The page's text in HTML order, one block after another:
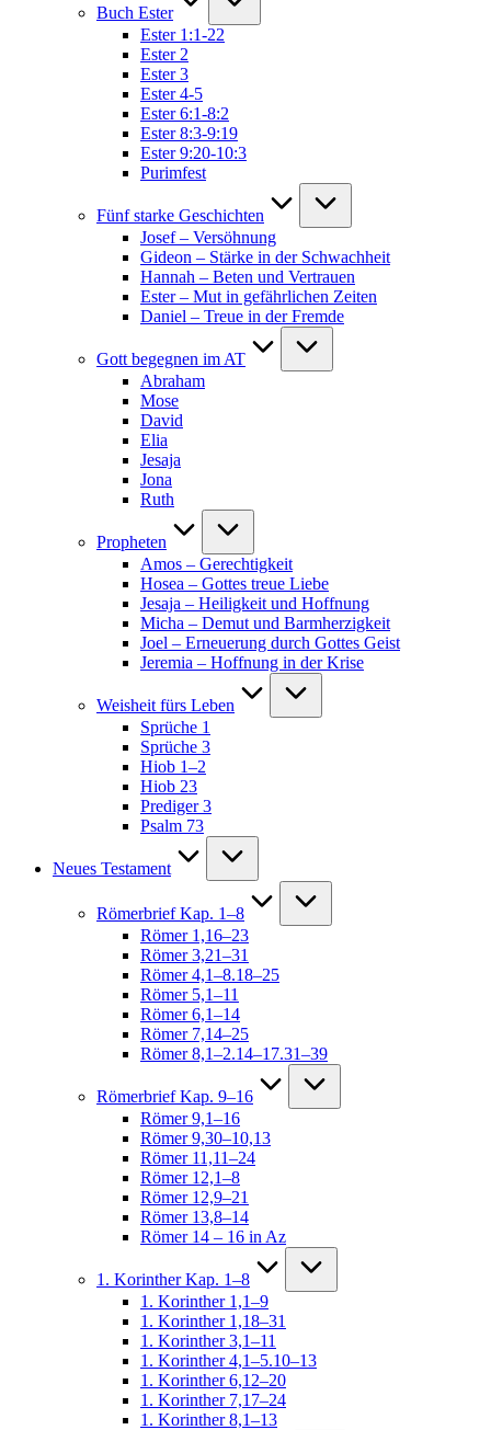
Buch Ester
Ester 1:1-22
Ester 2
Ester 3
Ester 4-5
Ester 6:1-8:2
Ester 8:3-9:19
Ester 9:20-10:3
Purimfest
Fünf starke Geschichten
Josef – Versöhnung
Gideon – Stärke in der Schwachheit
Hannah – Beten und Vertrauen
Ester – Mut in gefährlichen Zeiten
Daniel – Treue in der Fremde
Gott begegnen im AT
Abraham
Mose
David
Elia
Jesaja
Jona
Ruth
Propheten
Amos – Gerechtigkeit
Hosea – Gottes treue Liebe
Jesaja – Heiligkeit und Hoffnung
Micha – Demut und Barmherzigkeit
Joel – Erneuerung durch Gottes Geist
Jeremia – Hoffnung in der Krise
Weisheit fürs Leben
Sprüche 1
Sprüche 3
Hiob 1–2
Hiob 23
Prediger 3
Psalm 73
Neues Testament
Römerbrief Kap. 1–8
Römer 1,16–23
Römer 3,21–31
Römer 4,1–8.18–25
Römer 5,1–11
Römer 6,1–14
Römer 7,14–25
Römer 8,1–2.14–17.31–39
Römerbrief Kap. 9–16
Römer 9,1–16
Römer 9,30–10,13
Römer 11,11–24
Römer 12,1–8
Römer 12,9–21
Römer 13,8–14
Römer 14 – 16 in Az
1. Korinther Kap. 1–8
1. Korinther 1,1–9
1. Korinther 1,18–31
1. Korinther 3,1–11
1. Korinther 4,1–5.10–13
1. Korinther 6,12–20
1. Korinther 7,17–24
1. Korinther 8,1–13